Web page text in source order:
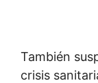
También
crisis